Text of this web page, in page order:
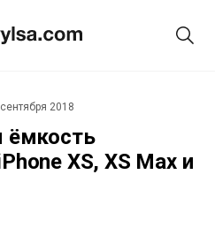
2018
ёмкость
XS, XS Max и